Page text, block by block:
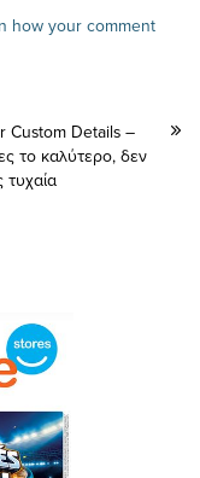
how your comment
Custom Details –
το καλύτερο, δεν
τυχαία